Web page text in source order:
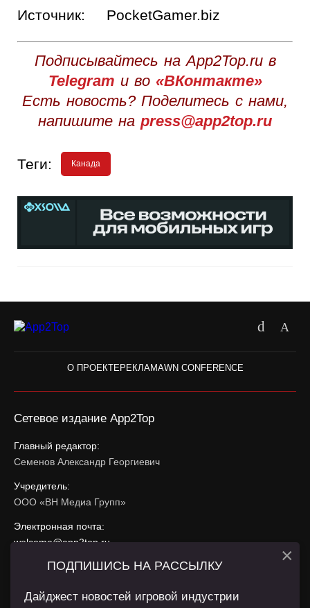
Источник: PocketGamer.biz
Подписывайтесь на App2Top.ru в
Telegram и во «ВКонтакте»
Есть новость? Поделитесь с нами,
напишите на press@app2top.ru
Теги: Канада
О ПРОЕКТЕРЕКЛАМАWN CONFERENCE
Сетевое издание App2Top
Главный редактор:
Семенов Александр Георгиевич
Учредитель:
ООО «ВН Медиа Групп»
Электронная почта:
welcome@app2top.ru
При использовании материалов активная ссылка на
ПОДПИШИСЬ НА РАССЫЛКУ
Дайджест новостей игровой индустрии
×